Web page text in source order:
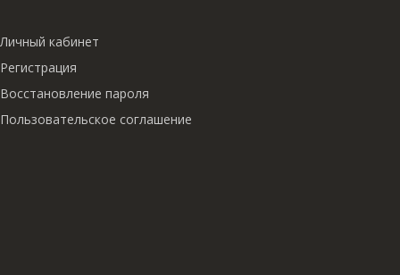
Личный кабинет
Регистрация
Восстановление пароля
Пользовательское соглашение